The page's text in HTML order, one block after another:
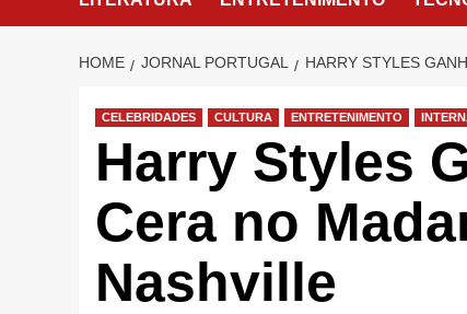
HOME JORNAL PORTUGAL HARRY STYLES
CELEBRIDADES CULTURA ENTRETENIMENTO
Harry Styles
Cera no
Nashville